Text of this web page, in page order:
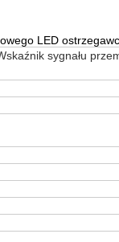
LED
sygnału